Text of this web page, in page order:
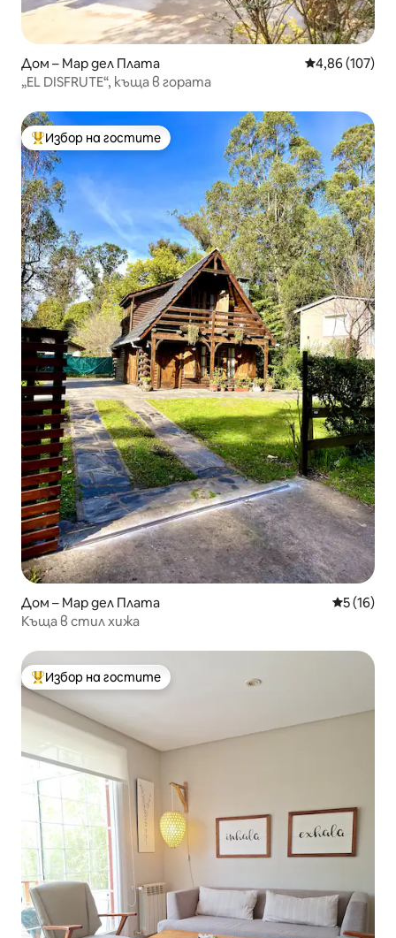
Дом – Мар дел Плата Средна
4,86 (107)
„EL DISFRUTE“, къща в гората
Най-популярен избор на гостите
Избор на гостите
Дом – Мар дел Плата Средна
5 (16)
Къща в стил хижа
Най-популярен избор на гостите
Избор на гостите